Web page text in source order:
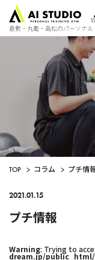
ッ
ペ
ー
ジ
倉敷・丸亀・高松のパーソナ
TOP > コラム > プチ情
2021.01.15
プチ情報
Warning: Trying to
dream.jp/